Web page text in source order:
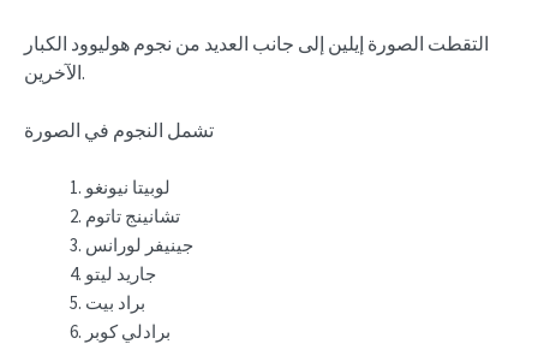
التقطت الصورة إيلين إلى جانب العديد من نجوم هوليوود الكبار
الآخرين.
لوبيتا نيونغو
جينيفر لورانس
براد بيت
برادلي كوبر